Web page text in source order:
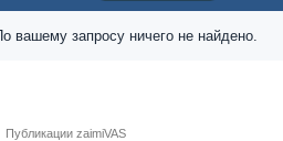
вашему запросу ничего не найдено.
Публикации zaimiVAS